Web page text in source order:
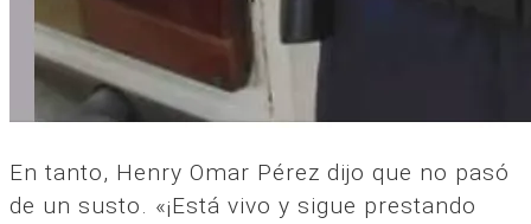
En tanto, Henry Omar Pérez dijo que no pasó
de un susto. «¡Está vivo y sigue prestando